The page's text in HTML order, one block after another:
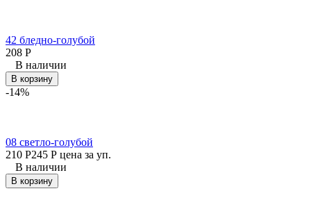
42 бледно-голубой
208 Р
В наличии
В корзину
-14%
08 светло-голубой
210 Р245 Р цена за уп.
В наличии
В корзину